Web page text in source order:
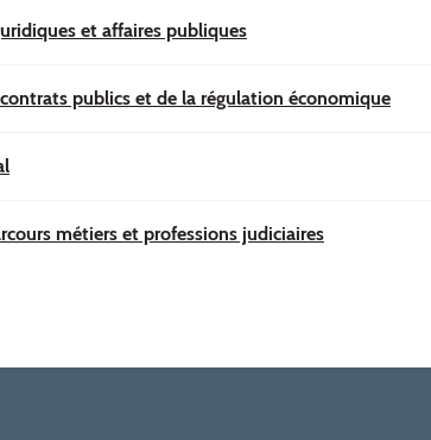
et affaires publiques
publics et de la régulation économique
métiers et professions judiciaires